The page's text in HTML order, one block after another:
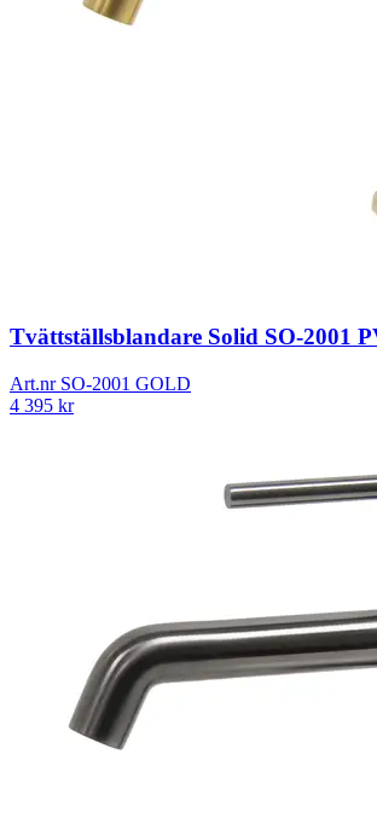
Tvättställsblandare Solid SO-2001
Art.nr SO-2001 GOLD
4 395 kr